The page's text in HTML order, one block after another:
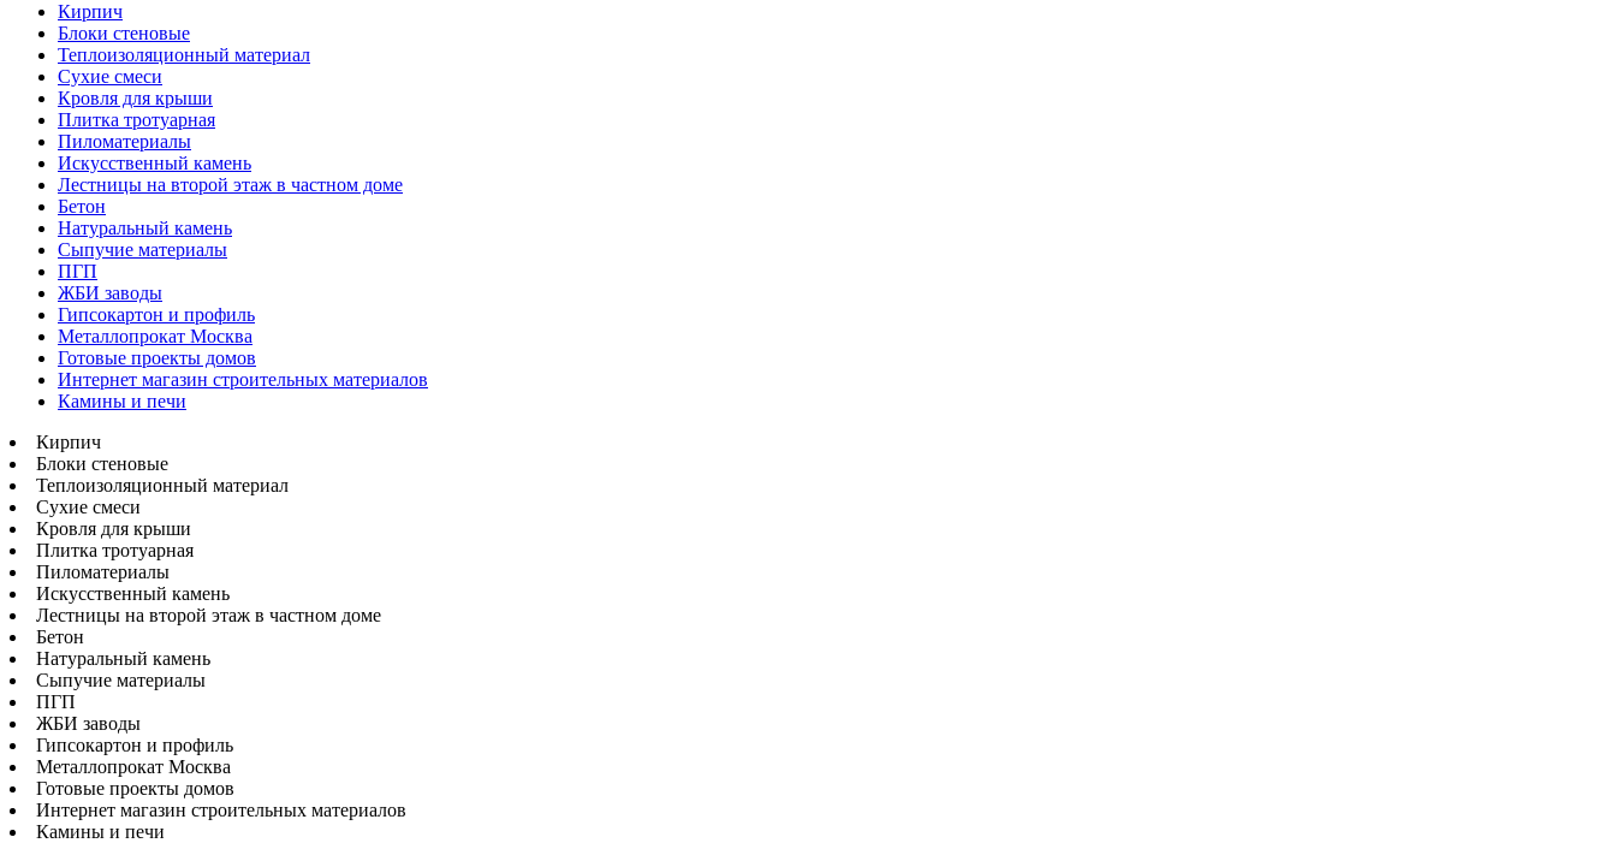
Кирпич
Блоки стеновые
Теплоизоляционный материал
Сухие смеси
Кровля для крыши
Плитка тротуарная
Пиломатериалы
Искусственный камень
Лестницы на второй этаж в частном доме
Бетон
Натуральный камень
Сыпучие материалы
ПГП
ЖБИ заводы
Гипсокартон и профиль
Металлопрокат Москва
Готовые проекты домов
Интернет магазин строительных материалов
Камины и печи
Кирпич
Блоки стеновые
Теплоизоляционный материал
Сухие смеси
Кровля для крыши
Плитка тротуарная
Пиломатериалы
Искусственный камень
Лестницы на второй этаж в частном доме
Бетон
Натуральный камень
Сыпучие материалы
ПГП
ЖБИ заводы
Гипсокартон и профиль
Металлопрокат Москва
Готовые проекты домов
Интернет магазин строительных материалов
Камины и печи